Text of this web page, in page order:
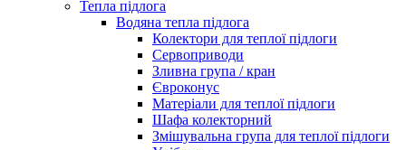
Тепла підлога
Водяна тепла підлога
Колектори для теплої підлоги
Сервоприводи
Зливна група / кран
Євроконус
Матеріали для теплої підлоги
Шафа колекторний
Змішувальна група для теплої підлоги